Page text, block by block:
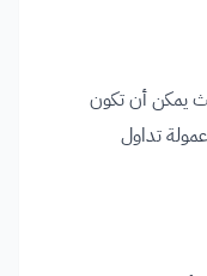
يمكن أن تكون
تداول